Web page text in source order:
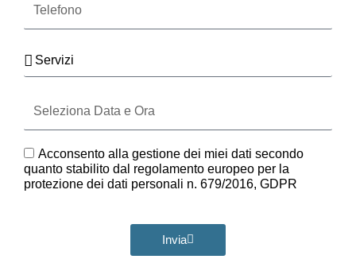
Servizi
Data
e
GDPR
Acconsento alla gestione dei miei dati secondo
quanto stabilito dal regolamento europeo per la
protezione dei dati personali n. 679/2016, GDPR
Invia